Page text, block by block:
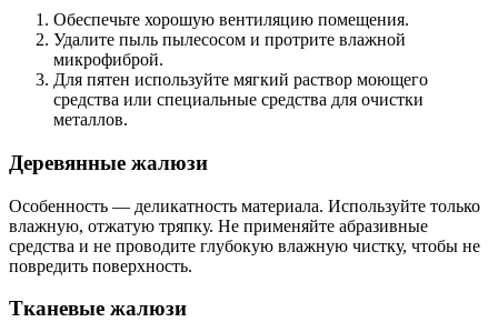
Обеспечьте хорошую вентиляцию помещения.
Удалите пыль пылесосом и протрите влажной
микрофиброй.
Для пятен используйте мягкий раствор моющего
средства или специальные средства для очистки
металлов.
Деревянные жалюзи
Особенность — деликатность материала. Используйте только
влажную, отжатую тряпку. Не применяйте абразивные
средства и не проводите глубокую влажную чистку, чтобы не
повредить поверхность.
Тканевые жалюзи